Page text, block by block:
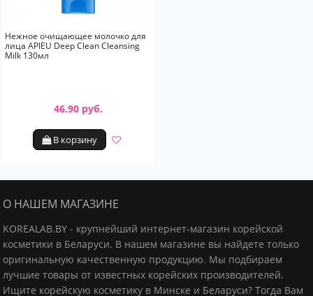
Нежное очищающее молочко для
лица APIEU Deep Clean Cleansing
Milk 130мл
46.90 руб.
В корзину
О НАШЕМ МАГАЗИНЕ
KOREALAB.BY - крупнейший интернет-магазин корейской
косметики в Беларуси. В нашем магазине вы найдете только
оригинальную качественную продукцию. Мы подбираем
лучшие товары от известных корейских производителей.
Ищите корейскую косметику в Минске и Беларуси? Тогда Вам